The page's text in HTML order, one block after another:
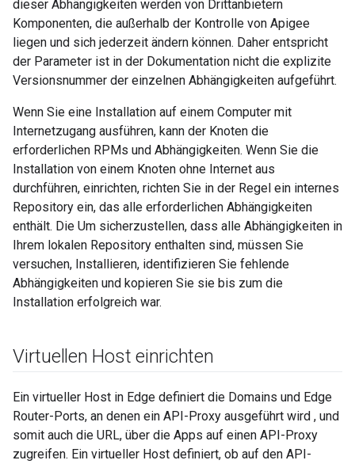
dieser Abhängigkeiten werden von Drittanbietern
Komponenten, die außerhalb der Kontrolle von Apigee
liegen und sich jederzeit ändern können. Daher entspricht
der Parameter ist in der Dokumentation nicht die explizite
Versionsnummer der einzelnen Abhängigkeiten aufgeführt.
Wenn Sie eine Installation auf einem Computer mit
Internetzugang ausführen, kann der Knoten die
erforderlichen RPMs und Abhängigkeiten. Wenn Sie die
Installation von einem Knoten ohne Internet aus
durchführen, einrichten, richten Sie in der Regel ein internes
Repository ein, das alle erforderlichen Abhängigkeiten
enthält. Die Um sicherzustellen, dass alle Abhängigkeiten in
Ihrem lokalen Repository enthalten sind, müssen Sie
versuchen, Installieren, identifizieren Sie fehlende
Abhängigkeiten und kopieren Sie sie bis zum die
Installation erfolgreich war.
Virtuellen Host einrichten
Ein virtueller Host in Edge definiert die Domains und Edge
Router-Ports, an denen ein API-Proxy ausgeführt wird , und
somit auch die URL, über die Apps auf einen API-Proxy
zugreifen. Ein virtueller Host definiert, ob auf den API-